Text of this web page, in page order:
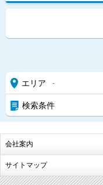
エリア -
検索条件
会社案内
サイトマップ